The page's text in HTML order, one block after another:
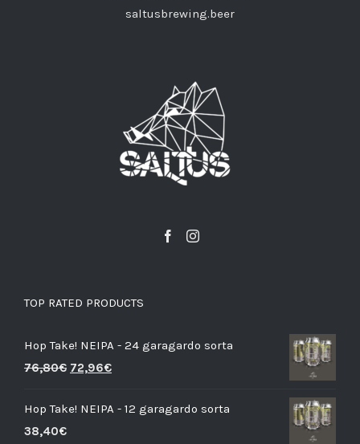
saltusbrewing.beer
TOP RATED PRODUCTS
Hop Take! NEIPA - 24 garagardo sorta
76,80€ 72,96€
Hop Take! NEIPA - 12 garagardo sorta
38,40€